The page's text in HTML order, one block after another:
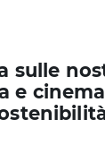
sulle
e